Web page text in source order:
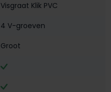
Visgraat Klik PVC
4 V-groeven
Groot